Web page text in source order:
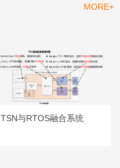
MORE+
TSN与RTOS融合系统